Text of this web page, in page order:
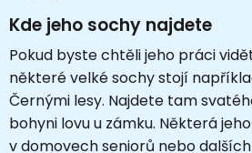
Kde jeho sochy najdete
Pokud byste chtěli jeho práci
některé velké sochy stojí
Černými lesy. Najdete tam
bohyni lovu u zámku. Některá
v domovech seniorů nebo